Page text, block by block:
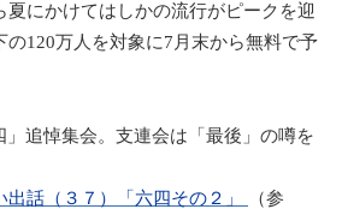
にかけてはしかの流行がピークを迎
の120万人を対象に7月末から無料で予
追悼集会。支連会は「最後」の噂を
出話（３７）「六四その２」
（参